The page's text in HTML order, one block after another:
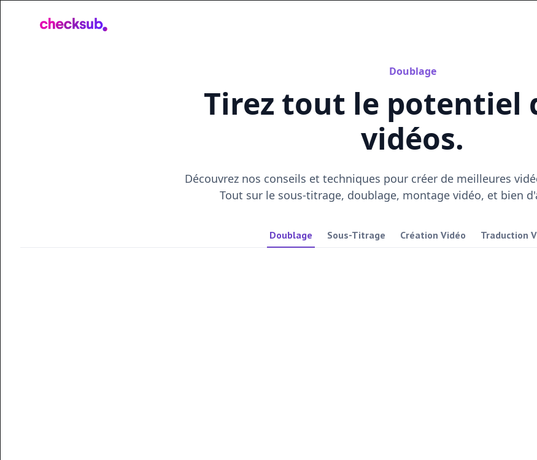
Doublage
Tirez tout le potentiel
vidéos.
Découvrez nos conseils et techniques pour créer de meilleures
Tout sur le sous-titrage, doublage, montage vidéo, et bien
Doublage Sous-Titrage Création Vidéo Traduction